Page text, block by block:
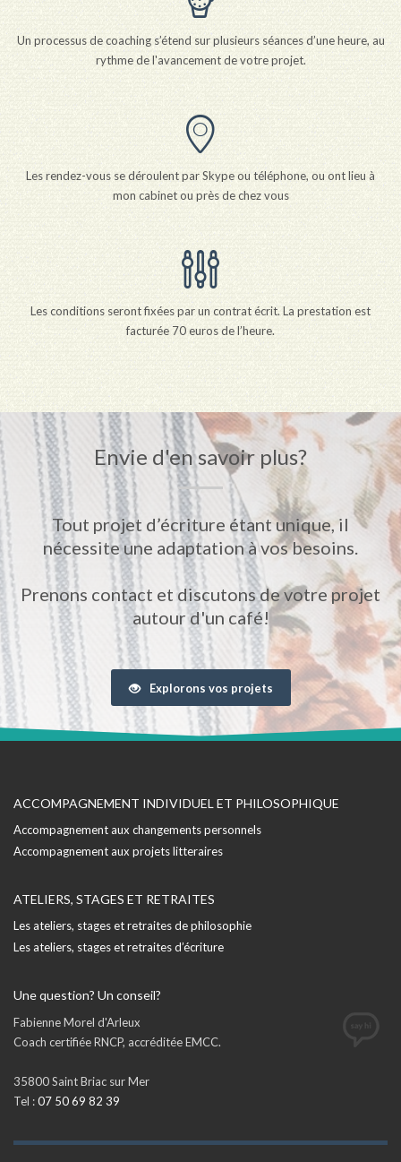
Un processus de coaching s’étend sur plusieurs séances d’une heure, au
rythme de l'avancement de votre projet.
Les rendez-vous se déroulent par Skype ou téléphone, ou ont lieu à
mon cabinet ou près de chez vous
Les conditions seront fixées par un contrat écrit. La prestation est
facturée 70 euros de l’heure.
Envie d'en savoir plus?
Tout projet d’écriture étant unique, il
nécessite une adaptation à vos besoins.
Prenons contact et discutons de votre projet
autour d'un café!
Explorons vos projets
ACCOMPAGNEMENT INDIVIDUEL ET PHILOSOPHIQUE
Accompagnement aux changements personnels
Accompagnement aux projets litteraires
ATELIERS, STAGES ET RETRAITES
Les ateliers, stages et retraites de philosophie
Les ateliers, stages et retraites d’écriture
Une question? Un conseil?
Fabienne Morel d'Arleux
Coach certifiée RNCP, accréditée EMCC.
35800 Saint Briac sur Mer
Tel :07 50 69 82 39